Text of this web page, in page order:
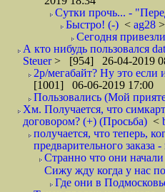
Сутки прочь... -
Быстро! (-) < ag28
Сегодня
А кто нибудь пользовался
Steuer> [954] 26-04-2019
2р/мегабайт? Ну это если
[1001] 06-06-2019 17:00
Пользовались (Мой
Хм. Получается, что
договором? (+) (Просьба) <
получается, что теперь,
предварительного заказа
Странно что они
Сижу жду когда у нас
Где они в